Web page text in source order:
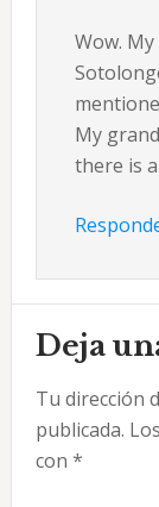
Wow.
My
there is
Deja
Tu dirección
publicada.
con *